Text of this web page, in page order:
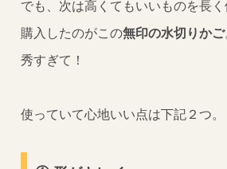
でも、次は高くてもいいものを長く
購入したのがこの無印の水切りかご
秀すぎて！
使っていて心地いい点は下記２つ。